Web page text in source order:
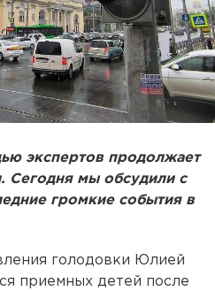
экспертов продолжает
Сегодня мы обсудили с
громкие события в
голодовки Юлией
приемных детей после